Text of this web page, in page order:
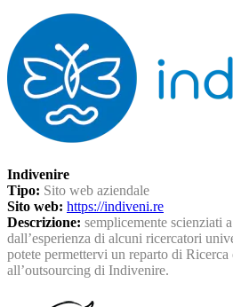
Indivenire
Tipo: Sito web aziendale
Sito web: https://indiveni.re
Descrizione: semplicemente scienziati
dall’esperienza di alcuni ricercatori
potete permettervi un reparto di
all’outsourcing di Indivenire.